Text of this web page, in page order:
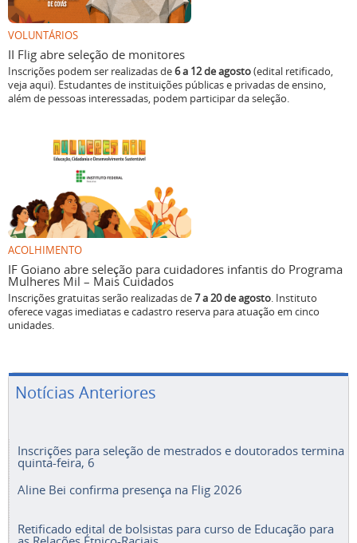
VOLUNTÁRIOS
II Flig abre seleção de monitores
Inscrições podem ser realizadas de6 a 12 de agosto(edital retificado,
veja aqui). Estudantes de instituições públicas e privadas de ensino,
além de pessoas interessadas, podem participar da seleção.
ACOLHIMENTO
IF Goiano abre seleção para cuidadores infantis do Programa
Mulheres Mil – Mais Cuidados
Inscrições gratuitas serão realizadas de7 a 20 de agosto. Instituto
oferece vagas imediatas e cadastro reserva para atuação em cinco
unidades.
Notícias Anteriores
Inscrições para seleção de mestrados e doutorados termina
quinta-feira, 6
Aline Bei confirma presença na Flig 2026
Retificado edital de bolsistas para curso de Educação para